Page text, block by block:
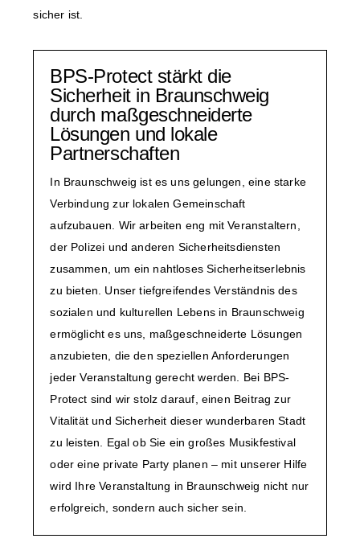
sicher ist.
BPS-Protect stärkt die
Sicherheit in Braunschweig
durch maßgeschneiderte
Lösungen und lokale
Partnerschaften
In Braunschweig ist es uns gelungen, eine starke
Verbindung zur lokalen Gemeinschaft
aufzubauen. Wir arbeiten eng mit Veranstaltern,
der Polizei und anderen Sicherheitsdiensten
zusammen, um ein nahtloses Sicherheitserlebnis
zu bieten. Unser tiefgreifendes Verständnis des
sozialen und kulturellen Lebens in Braunschweig
ermöglicht es uns, maßgeschneiderte Lösungen
anzubieten, die den speziellen Anforderungen
jeder Veranstaltung gerecht werden. Bei BPS-
Protect sind wir stolz darauf, einen Beitrag zur
Vitalität und Sicherheit dieser wunderbaren Stadt
zu leisten. Egal ob Sie ein großes Musikfestival
oder eine private Party planen – mit unserer Hilfe
wird Ihre Veranstaltung in Braunschweig nicht nur
erfolgreich, sondern auch sicher sein.